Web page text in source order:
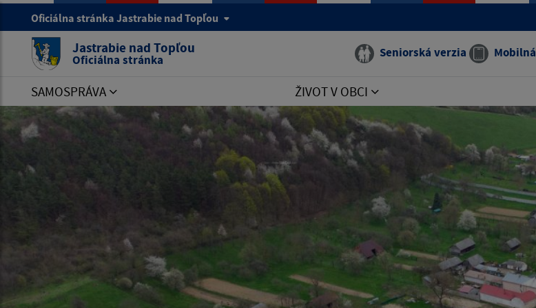
Oficiálna stránka Jastrabie nad Topľou
Jastrabie nad Topľou
Oficiálna stránka Seniorská verzia
SAMOSPRÁVA ŽIVOT V OBCI